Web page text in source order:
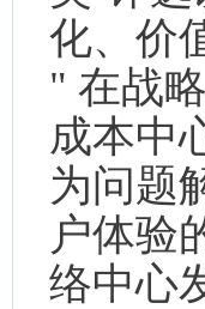
化、价
" 在战
成本中
为问题
户体验
络中心